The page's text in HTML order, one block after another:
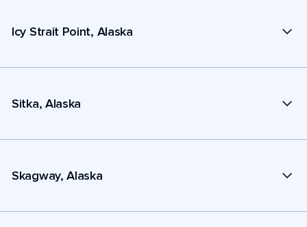
Icy Strait Point, Alaska
Sitka, Alaska
Skagway, Alaska